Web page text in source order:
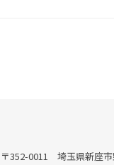
〒352-0011 埼玉県新座